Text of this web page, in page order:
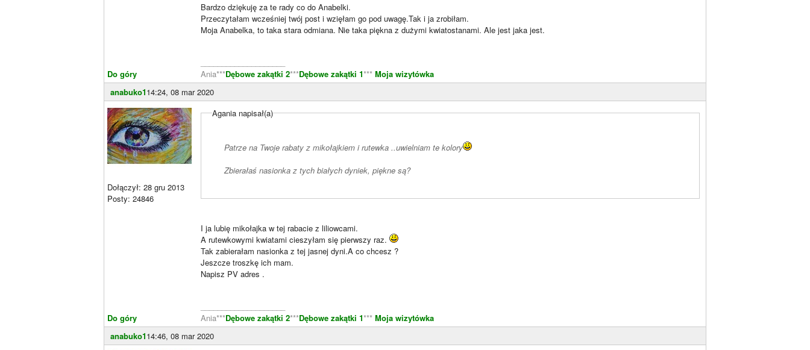
Do góry
Bardzo dziękuję za te rady co do Anabelki.
Przeczytałam wcześniej twój post i wzięłam go pod uwagę.Tak i ja zrobiłam.
Moja Anabelka, to taka stara odmiana. Nie taka piękna z dużymi kwiatostanami. Ale jest jaka jest.
Ania***Dębowe zakątki 2***Dębowe zakątki 1*** Moja wizytówka
anabuko114:24, 08 mar 2020
Dołączył: 28 gru 2013
Posty: 24846
Do góry
Agania napisał(a)
Patrze na Twoje rabaty z mikołajkiem i rutewka ..uwielniam te kolory
Zbierałaś nasionka z tych białych dyniek, piękne są?
I ja lubię mikołajka w tej rabacie z liliowcami.
A rutewkowymi kwiatami cieszyłam się pierwszy raz.
Tak zabierałam nasionka z tej jasnej dyni.A co chcesz ?
Jeszcze troszkę ich mam.
Napisz PV adres .
Ania***Dębowe zakątki 2***Dębowe zakątki 1*** Moja wizytówka
anabuko114:46, 08 mar 2020